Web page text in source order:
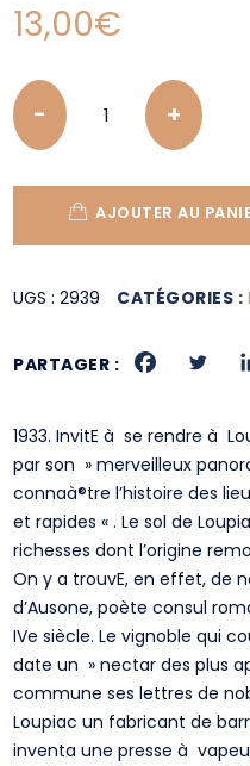
13,00€
Quantity
AJOUTER AU
UGS :2939 CATÉGORIES :
PARTAGER :
1933. InvitE à se rendre à
par son » merveilleux
connaà®tre l’histoire des
et rapides « . Le sol de
richesses dont l’origine
On y a trouvE, en effet, de
d’Ausone, poète consul
IVe siècle. Le vignoble qui
date un » nectar des plus
commune ses lettres de
Loupiac un fabricant de
inventa une presse à